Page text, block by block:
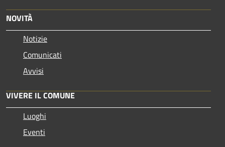
NOVITÀ
Notizie
Comunicati
Avvisi
VIVERE IL COMUNE
Luoghi
Eventi